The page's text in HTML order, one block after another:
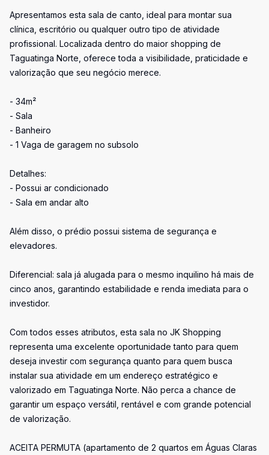
Apresentamos esta sala de canto, ideal para montar sua
clínica, escritório ou qualquer outro tipo de atividade
profissional. Localizada dentro do maior shopping de
Taguatinga Norte, oferece toda a visibilidade, praticidade e
valorização que seu negócio merece.
- 34m²
- Sala
- Banheiro
- 1 Vaga de garagem no subsolo
Detalhes:
- Possui ar condicionado
- Sala em andar alto
Além disso, o prédio possui sistema de segurança e
elevadores.
Diferencial: sala já alugada para o mesmo inquilino há mais de
cinco anos, garantindo estabilidade e renda imediata para o
investidor.
Com todos esses atributos, esta sala no JK Shopping
representa uma excelente oportunidade tanto para quem
deseja investir com segurança quanto para quem busca
instalar sua atividade em um endereço estratégico e
valorizado em Taguatinga Norte. Não perca a chance de
garantir um espaço versátil, rentável e com grande potencial
de valorização.
ACEITA PERMUTA (apartamento de 2 quartos em Águas Claras